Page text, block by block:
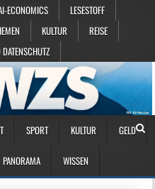
ECONOMICS
LESESTOFF
KULTUR
REISE
SPORT KULTUR GELD
PANORAMA WISSEN